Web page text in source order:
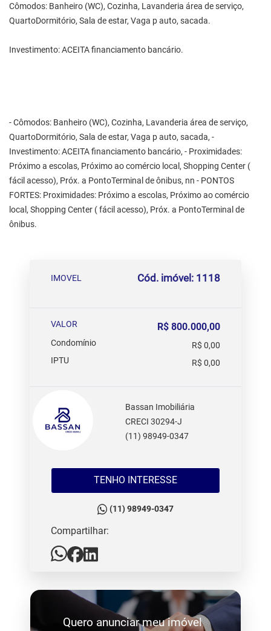
Cômodos: Banheiro (WC), Cozinha, Lavanderia área de serviço,
QuartoDormitório, Sala de estar, Vaga p auto, sacada.
Investimento: ACEITA financiamento bancário.
- Cômodos: Banheiro (WC), Cozinha, Lavanderia área de serviço,
QuartoDormitório, Sala de estar, Vaga p auto, sacada, -
Investimento: ACEITA financiamento bancário, - Proximidades:
Próximo a escolas, Próximo ao comércio local, Shopping Center (
fácil acesso), Próx. a PontoTerminal de ônibus, nn - PONTOS
FORTES: Proximidades: Próximo a escolas, Próximo ao comércio
local, Shopping Center ( fácil acesso), Próx. a PontoTerminal de
ônibus.
IMOVEL Cód. imóvel: 1118
VALOR R$ 800.000,00
Condomínio
R$ 0,00
IPTU
R$ 0,00
Bassan Imobiliária
CRECI 30294-J
(11) 98949-0347
TENHO INTERESSE
(11) 98949-0347
Compartilhar:
Quero anunciar meu imóvel